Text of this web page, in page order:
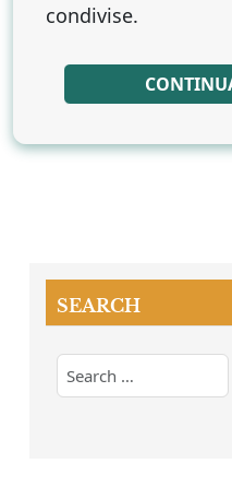
condivise.
SEARCH